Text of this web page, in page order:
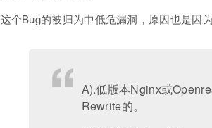
这个Bug的被归为中低危漏洞，原因也是因
A).低版本Nginx或
Rewrite的。